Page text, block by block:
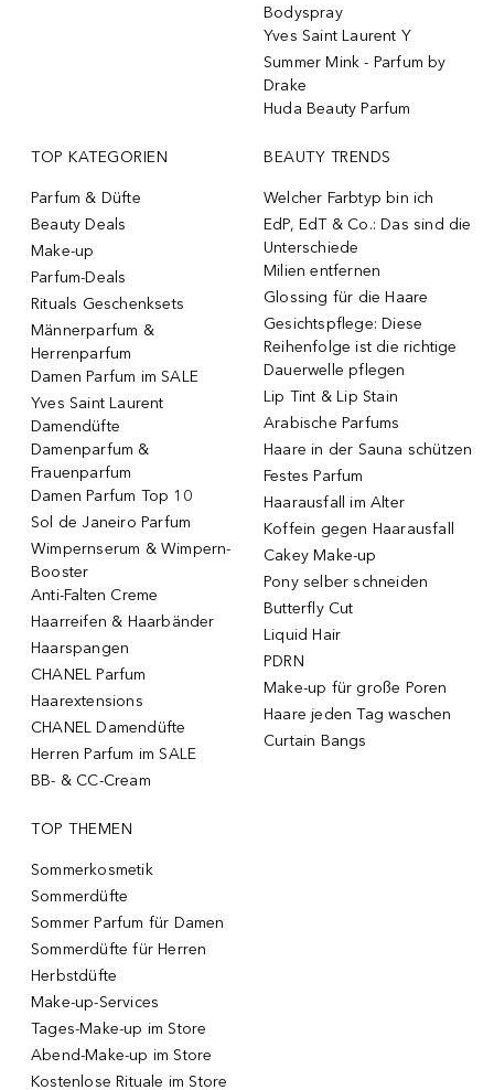
Bodyspray
Yves Saint Laurent Y
Summer Mink - Parfum by
Drake
Huda Beauty Parfum
TOP KATEGORIEN
Parfum & Düfte
Beauty Deals
Make-up
Parfum-Deals
Rituals Geschenksets
Männerparfum &
Herrenparfum
Damen Parfum im SALE
Yves Saint Laurent
Damendüfte
Damenparfum &
Frauenparfum
Damen Parfum Top 10
Sol de Janeiro Parfum
Wimpernserum & Wimpern-
Booster
Anti-Falten Creme
Haarreifen & Haarbänder
Haarspangen
CHANEL Parfum
Haarextensions
CHANEL Damendüfte
Herren Parfum im SALE
BB- & CC-Cream
BEAUTY TRENDS
Welcher Farbtyp bin ich
EdP, EdT & Co.: Das sind die
Unterschiede
Milien entfernen
Glossing für die Haare
Gesichtspflege: Diese
Reihenfolge ist die richtige
Dauerwelle pflegen
Lip Tint & Lip Stain
Arabische Parfums
Haare in der Sauna schützen
Festes Parfum
Haarausfall im Alter
Koffein gegen Haarausfall
Cakey Make-up
Pony selber schneiden
Butterfly Cut
Liquid Hair
PDRN
Make-up für große Poren
Haare jeden Tag waschen
Curtain Bangs
TOP THEMEN
Sommerkosmetik
Sommerdüfte
Sommer Parfum für Damen
Sommerdüfte für Herren
Herbstdüfte
Make-up-Services
Tages-Make-up im Store
Abend-Make-up im Store
Kostenlose Rituale im Store